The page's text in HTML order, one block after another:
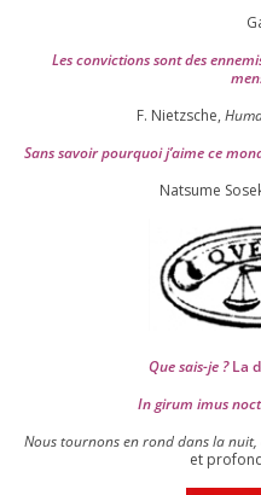
Les convic­tions sont des
F. Nietzsche,
Sans savoir pour­quoi j’aime ce
Natsume
Que sais-je ?La
In girum imus
Nous tour­nons en rond dans la nuit,
et